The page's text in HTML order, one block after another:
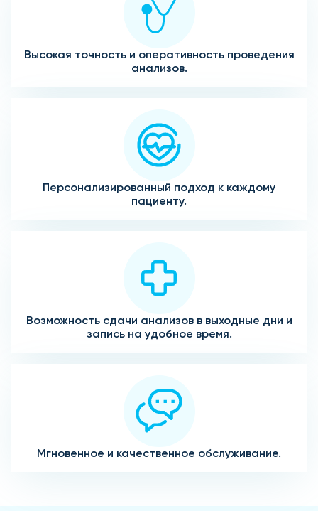
Высокая точность и оперативность проведения
анализов.
Персонализированный подход к каждому
пациенту.
Возможность сдачи анализов в выходные дни и
запись на удобное время.
Мгновенное и качественное обслуживание.